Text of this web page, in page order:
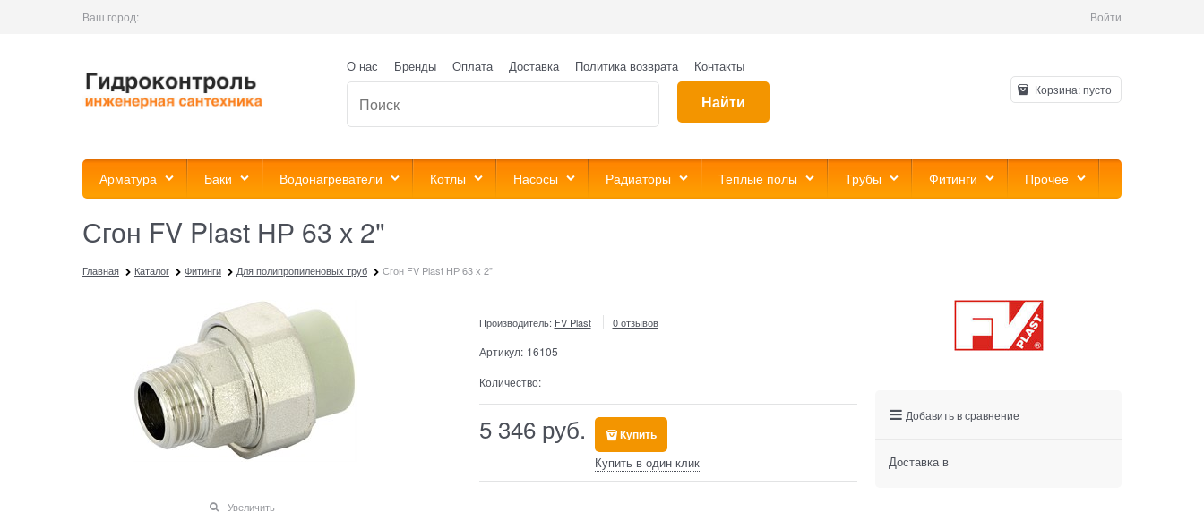
Ваш город: Войти
О нас Бренды Оплата Доставка Политика возврата Контакты
Найти
Корзина:пусто
Арматура Баки Водонагреватели Котлы Насосы Радиаторы Теплые полы Трубы Фитинги Прочее
Сгон FV Plast НР 63 х 2"
Главная Каталог Фитинги Для полипропиленовых труб Сгон FV Plast НР 63 х 2"
Увеличить
Производитель: FV Plast 0 отзывов
Артикул: 16105
Количество:
5 346 руб. Купить
Купить в один клик
Добавить в сравнение
Доставка в